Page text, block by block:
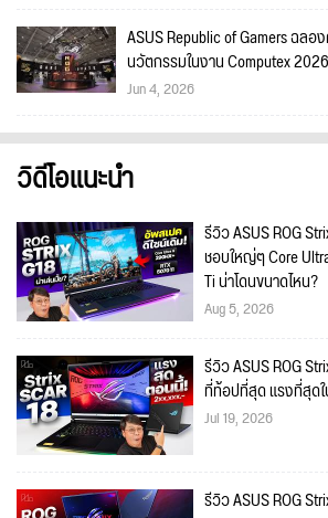
ASUS Republic of Gamers ฉล
นวัตกรรมในงาน Computex 2026
Jun 4, 2026
วิดีโอแนะนำ
รีวิว ASUS ROG
ชอบใหญ่ๆ Core
Ti น่าโดนขนาดไหน?
Aug 5, 2026
รีวิว ASUS ROG
ที่ท้อปที่สุด แรงที่สุด
Jul 19, 2026
รีวิว ASUS ROG